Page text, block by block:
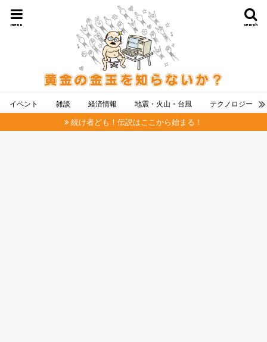
search
menu
イベント 雑談 経済情報 地震・火山・台風 テクノロジー
続け者ども！伝説はここから始まる！